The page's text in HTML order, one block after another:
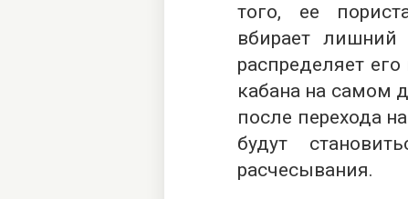
того, ее
вбирает
распределяет
кабана на самом
после перехода
будут
расчесывания.